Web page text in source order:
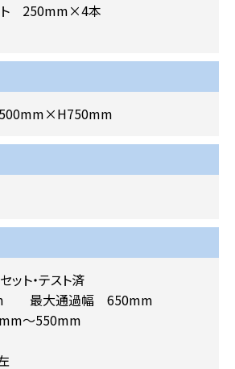
ト 250mm×4本
ット・テスト済
最大通過幅 650mm
～550mm